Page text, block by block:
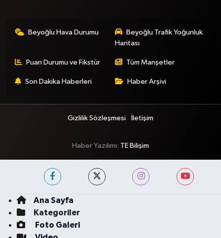
Beyoğlu Hava Durumu
Beyoğlu Trafik Yoğunluk
Haritası
Puan Durumu ve Fikstür Tüm Manşetler
Son Dakika Haberleri Haber Arşivi
Gizlilik Sözleşmesi İletişim
Haber Yazılımı: TE Bilişim
Ana Sayfa
Kategoriler
Foto Galeri